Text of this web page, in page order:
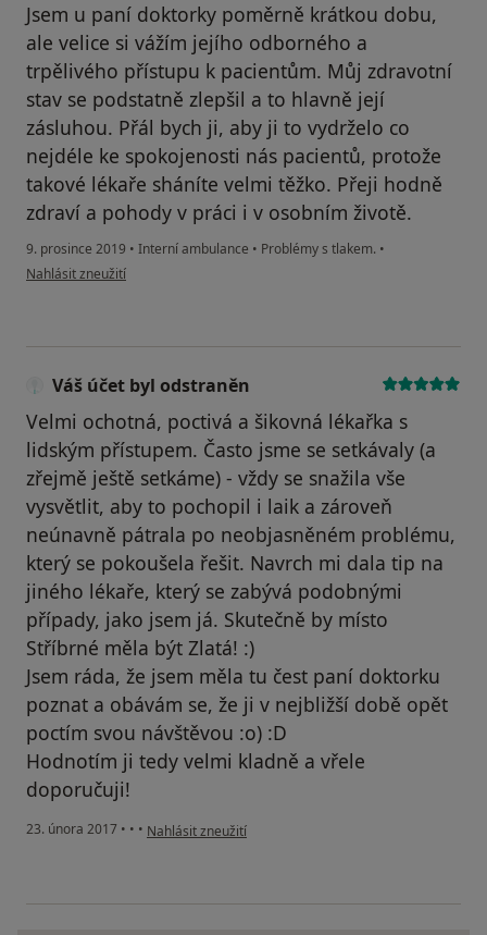
Jsem u paní doktorky poměrně krátkou dobu,
ale velice si vážím jejího odborného a
trpělivého přístupu k pacientům. Můj zdravotní
stav se podstatně zlepšil a to hlavně její
zásluhou. Přál bych ji, aby ji to vydrželo co
nejdéle ke spokojenosti nás pacientů, protože
takové lékaře sháníte velmi těžko. Přeji hodně
zdraví a pohody v práci i v osobním životě.
9. prosince 2019 • Interní ambulance • Problémy s tlakem. •
podle názoru uživatele Váš účet byl odstraněn
Nahlásit zneužití
Váš účet byl odstraněn
Velmi ochotná, poctivá a šikovná lékařka s
lidským přístupem. Často jsme se setkávaly (a
zřejmě ještě setkáme) - vždy se snažila vše
vysvětlit, aby to pochopil i laik a zároveň
neúnavně pátrala po neobjasněném problému,
který se pokoušela řešit. Navrch mi dala tip na
jiného lékaře, který se zabývá podobnými
případy, jako jsem já. Skutečně by místo
Stříbrné měla být Zlatá! :)
Jsem ráda, že jsem měla tu čest paní doktorku
poznat a obávám se, že ji v nejbližší době opět
poctím svou návštěvou :o) :D
Hodnotím ji tedy velmi kladně a vřele
doporučuji!
23. února 2017 • • • podle názoru uživatele Váš účet byl odstraněn
Nahlásit zneužití